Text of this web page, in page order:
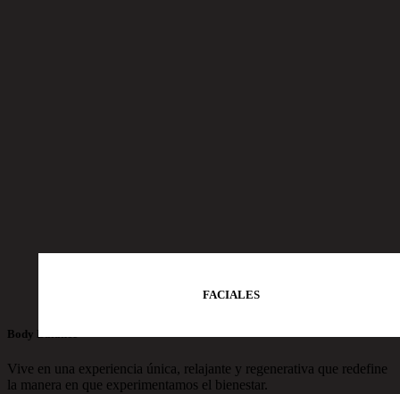
FACIALES
Body Balance
Vive en una experiencia única, relajante y regenerativa que redefine
la manera en que experimentamos el bienestar.